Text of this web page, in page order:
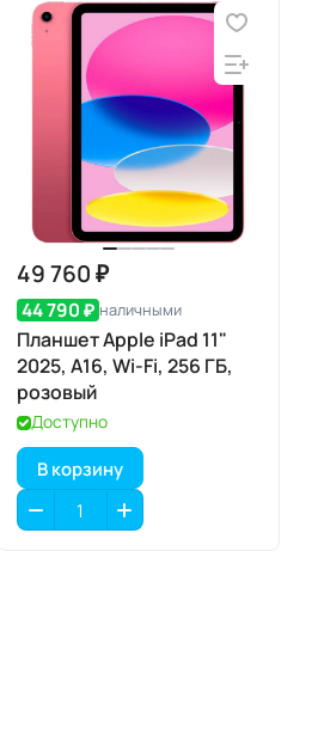
49 760 ₽
44 790 ₽ наличными
Планшет Apple iPad 11"
2025, A16, Wi-Fi, 256 ГБ,
розовый
Доступно
В корзину